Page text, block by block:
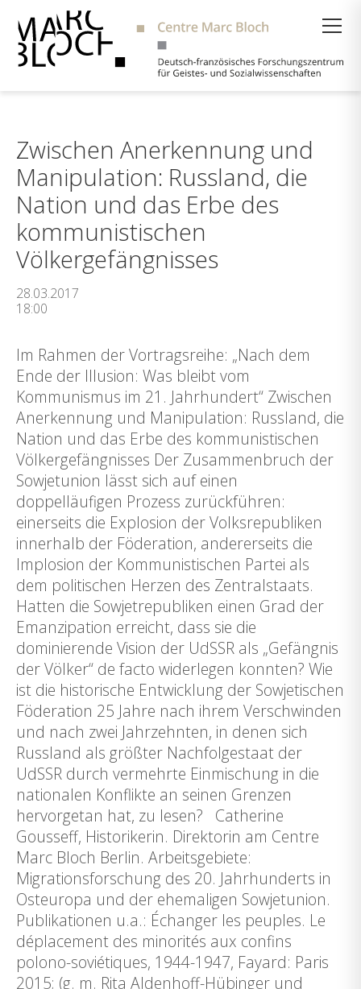
Zwischen Anerkennung und
Manipulation: Russland, die
Nation und das Erbe des
kommunistischen
Völkergefängnisses
28.03.2017
18:00
Im Rahmen der Vortragsreihe: „Nach dem
Ende der Illusion: Was bleibt vom
Kommunismus im 21. Jahrhundert“ Zwischen
Anerkennung und Manipulation: Russland, die
Nation und das Erbe des kommunistischen
Völkergefängnisses Der Zusammenbruch der
Sowjetunion lässt sich auf einen
doppelläufigen Prozess zurückführen:
einerseits die Explosion der Volksrepubliken
innerhalb der Föderation, andererseits die
Implosion der Kommunistischen Partei als
dem politischen Herzen des Zentralstaats.
Hatten die Sowjetrepubliken einen Grad der
Emanzipation erreicht, dass sie die
dominierende Vision der UdSSR als „Gefängnis
der Völker“ de facto widerlegen konnten? Wie
ist die historische Entwicklung der Sowjetischen
Föderation 25 Jahre nach ihrem Verschwinden
und nach zwei Jahrzehnten, in denen sich
Russland als größter Nachfolgestaat der
UdSSR durch vermehrte Einmischung in die
nationalen Konflikte an seinen Grenzen
hervorgetan hat, zu lesen? Catherine
Gousseff, Historikerin. Direktorin am Centre
Marc Bloch Berlin. Arbeitsgebiete:
Migrationsforschung des 20. Jahrhunderts in
Osteuropa und der ehemaligen Sowjetunion.
Publikationen u.a.: Échanger les peuples. Le
déplacement des minorités aux confins
polono-soviétiques, 1944-1947, Fayard: Paris
2015; (g. m. Rita Aldenhoff-Hübinger und